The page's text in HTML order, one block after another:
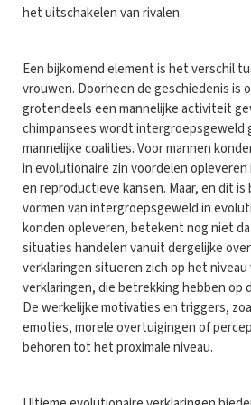
het uitschakelen van rivalen.
Een bijkomend element is het verschil
vrouwen. Doorheen de geschiedenis is
grotendeels een mannelijke activiteit
chimpansees wordt intergroepsgeweld
mannelijke coalities. Voor mannen
in evolutionaire zin voordelen
en reproductieve kansen. Maar, en dit
vormen van intergroepsgeweld in
konden opleveren, betekent nog niet
situaties handelen vanuit dergelijke
verklaringen situeren zich op het
verklaringen, die betrekking hebben op
De werkelijke motivaties en triggers,
emoties, morele overtuigingen of
behoren tot het proximale niveau.